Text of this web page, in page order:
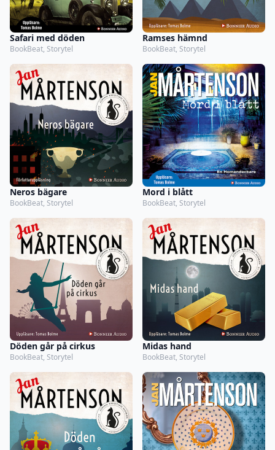
Safari med döden
BookBeat, Storytel
Ramses hämnd
BookBeat, Storytel
Neros bägare
BookBeat, Storytel
Mord i blått
BookBeat, Storytel
Döden går på cirkus
BookBeat, Storytel
Midas hand
BookBeat, Storytel